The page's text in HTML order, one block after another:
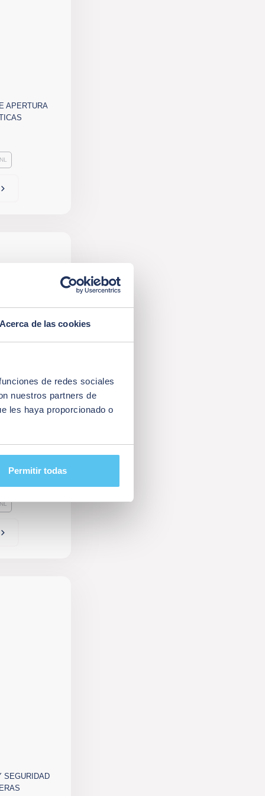
de las cookies
de redes sociales
nuestros partners de
les haya proporcionado o
Permitir todas
APERTURA
SEGURIDAD